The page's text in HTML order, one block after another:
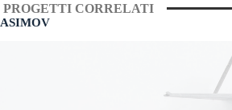
PROGETTI CORRELATI
ASIMOV